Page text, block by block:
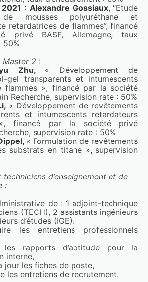
Bellayer
hal-05214347v1
epoxy/thermoplastic
designed for aerospace
Coatings
, 2025, Progress in
Organic Coatings, pp.109478.
Casetta,Séverine
Suel,Maude Jimenez
hal-05223874v1
fighting foams based on a
, Jun 2024, Dresde
Bellayer,Maude Jimenez
hal-04892433v1
polyurethane self-
for aeronautical applications
coatings congress
: Alexandre Gossiaux, “Etude
de mousses polyuréthane et
retardatrices de flammes”, financé
privé BASF, Allemagne, taux
50%
Master 2 :
Zhu, « Développement de
gel transparents et intumescents
flammes », financé par la société
Recherche, supervision rate : 50%
« Développement de revêtements
et intumescents retardateurs
financé par la société privé
supervision rate : 50%
« Formulation de revêtements
substrats en titane », supervision
techniciens d’enseignement et de
:
de : 1 adjoint-technique
(TECH), 2 assistants ingénieurs
d’études (IGE).
les entretiens professionnels
rapports d’aptitude pour la
interne,
jour les fiches de poste,
les entretiens de recrutement.